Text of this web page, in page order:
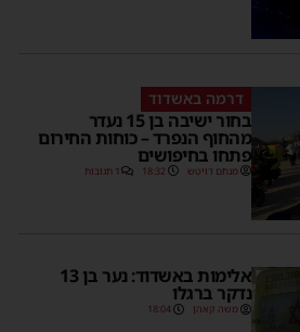
דרמה באשדוד
בחור ישיבה בן 15 נעדר
מהחוף הנפרד – כוחות החירום
פתחו בחיפושים
מנחם דויטש 18:32 1 תגובות
אלימות באשדוד: נער בן 13
נדקר ברגלו
משה קאהן 18:04